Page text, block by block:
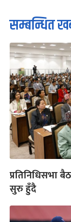
सम्बन्धित
प्रतिनिधिसभा
सुरु हुँदै